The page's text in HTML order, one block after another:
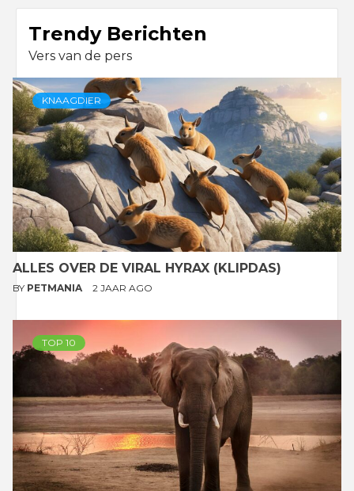
Trendy Berichten
Vers van de pers
KNAAGDIER
ALLES OVER DE VIRAL HYRAX (KLIPDAS)
BY PETMANIA 2 JAAR AGO
TOP 10